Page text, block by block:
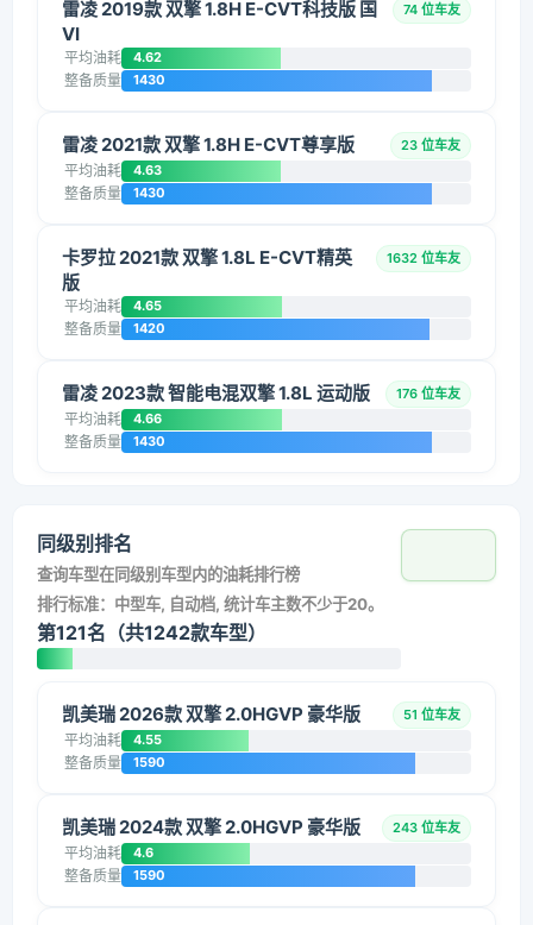
雷凌 2019款 双擎 1.8H E-CVT科技版 国
VI
74 位车友
平均油耗 4.62
整备质量 1430
雷凌 2021款 双擎 1.8H E-CVT尊享版 23 位车友
平均油耗 4.63
整备质量 1430
卡罗拉 2021款 双擎 1.8L E-CVT精英
版
1632 位车友
平均油耗 4.65
整备质量 1420
雷凌 2023款 智能电混双擎 1.8L 运动版 176 位车友
平均油耗 4.66
整备质量 1430
同级别排名
查询车型在同级别车型内的油耗排行榜
排行标准：中型车, 自动档, 统计车主数不少于20。
第121名（共1242款车型）
凯美瑞 2026款 双擎 2.0HGVP 豪华版 51 位车友
平均油耗 4.55
整备质量 1590
凯美瑞 2024款 双擎 2.0HGVP 豪华版 243 位车友
平均油耗 4.6
整备质量 1590